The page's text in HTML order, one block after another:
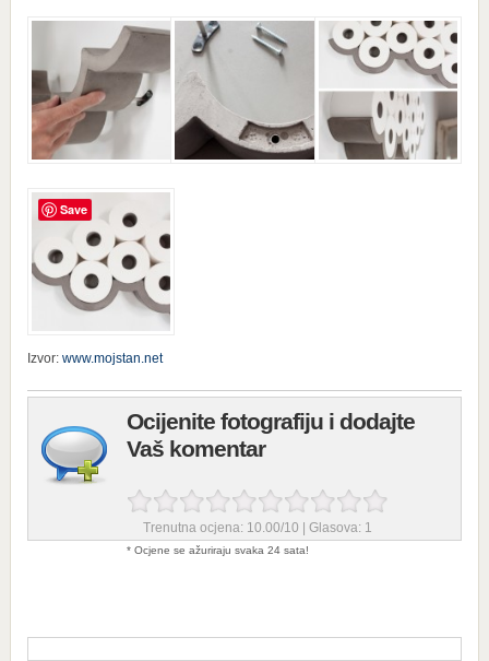
Izvor: www.mojstan.net
Ocijenite fotografiju i dodajte
Vaš komentar
Trenutna ocjena: 10.00/10 | Glasova: 1
* Ocjene se ažuriraju svaka 24 sata!
Save